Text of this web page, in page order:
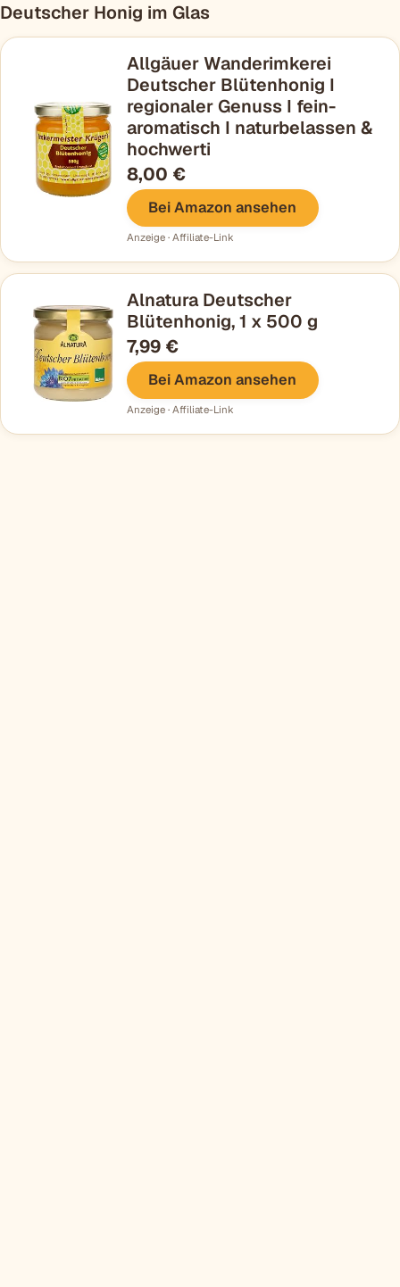
Deutscher Honig im Glas
Allgäuer Wanderimkerei
Deutscher Blütenhonig I
regionaler Genuss I fein-
aromatisch I naturbelassen &
hochwerti
8,00 €
Bei Amazon ansehen
Anzeige · Affiliate-Link
Alnatura Deutscher
Blütenhonig, 1 x 500 g
7,99 €
Bei Amazon ansehen
Anzeige · Affiliate-Link